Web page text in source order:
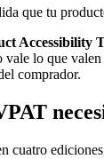
que tu
Accessibility
lo que
comprador.